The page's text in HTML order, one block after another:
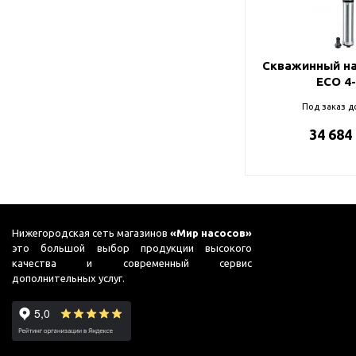
Подшипники
Джилекс
Скважинный
ECO
Под заказ
34 684
Нижегородская сеть магазинов«Мир насосов»
это большой выбор продукции высокого
качества и современный сервис
дополнительных услуг.